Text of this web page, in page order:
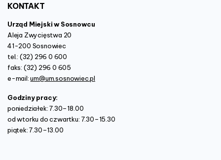
KONTAKT
Urząd Miejski w Sosnowcu
Aleja Zwycięstwa 20
41-200 Sosnowiec
tel.: (32) 296 0 600
faks: (32) 296 0 605
e-mail:um@um.sosnowiec.pl
Godziny pracy:
poniedziałek: 7.30–18.00
od wtorku do czwartku: 7.30–15.30
piątek: 7.30–13.00